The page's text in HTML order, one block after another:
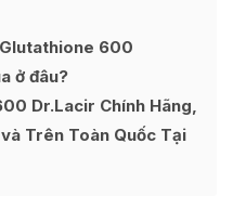
600
ở đâu?
Dr.Lacir Chính Hãng,
Trên Toàn Quốc Tại